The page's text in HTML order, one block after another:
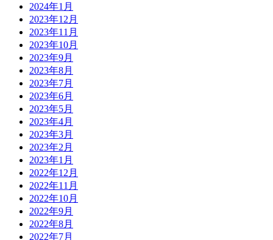
2024年1月
2023年12月
2023年11月
2023年10月
2023年9月
2023年8月
2023年7月
2023年6月
2023年5月
2023年4月
2023年3月
2023年2月
2023年1月
2022年12月
2022年11月
2022年10月
2022年9月
2022年8月
2022年7月